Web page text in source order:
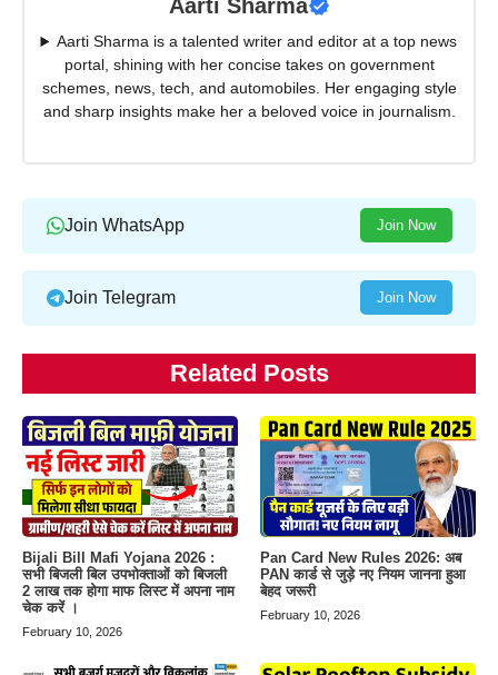
Aarti Sharma
Aarti Sharma is a talented writer and editor at a top news
portal, shining with her concise takes on government
schemes, news, tech, and automobiles. Her engaging style
and sharp insights make her a beloved voice in journalism.
Join WhatsApp Join Now
Join Telegram Join Now
Related Posts
Bijali Bill Mafi Yojana 2026 :
सभी बिजली बिल उपभोक्ताओं को बिजली
2 लाख तक होगा माफ लिस्ट में अपना नाम
चेक करें ।
February 10, 2026
Pan Card New Rules 2026: अब
PAN कार्ड से जुड़े नए नियम जानना हुआ
बेहद जरूरी
February 10, 2026